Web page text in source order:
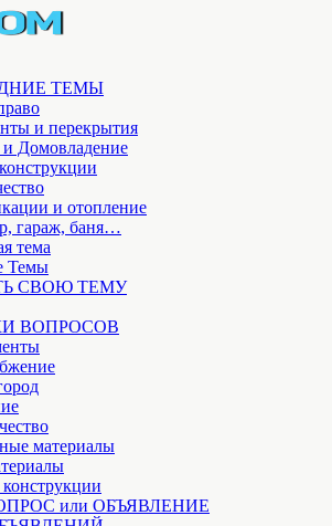
ТЕМЫ
и перекрытия
Домовладение
и отопление
гараж, баня…
тема
Темы
СВОЮ ТЕМУ
ВОПРОСОВ
материалы
или ОБЪЯВЛЕНИЕ